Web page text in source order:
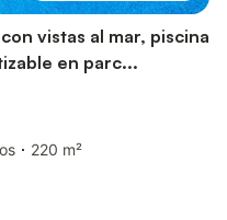
vistas al mar, piscina
en parc...
220 m²